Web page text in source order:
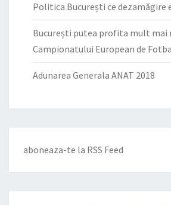
Politica București ce dezamăgire
București putea profita mult mai
Campionatului European de
Adunarea Generala ANAT 2018
aboneaza-te la RSS Feed